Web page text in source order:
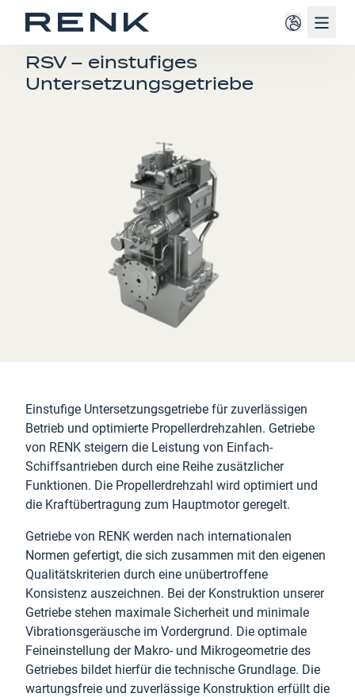
EINMOTOREN-SCHIFFSGETRIEBE
RSV – einstufiges
Untersetzungsgetriebe
Einstufige Untersetzungsgetriebe für zuverlässigen
Betrieb und optimierte Propellerdrehzahlen. Getriebe
von RENK steigern die Leistung von Einfach-
Schiffsantrieben durch eine Reihe zusätzlicher
Funktionen. Die Propellerdrehzahl wird optimiert und
die Kraftübertragung zum Hauptmotor geregelt.
Getriebe von RENK werden nach internationalen
Normen gefertigt, die sich zusammen mit den eigenen
Qualitätskriterien durch eine unübertroffene
Konsistenz auszeichnen. Bei der Konstruktion unserer
Getriebe stehen maximale Sicherheit und minimale
Vibrationsgeräusche im Vordergrund. Die optimale
Feineinstellung der Makro- und Mikrogeometrie des
Getriebes bildet hierfür die technische Grundlage. Die
wartungsfreie und zuverlässige Konstruktion erfüllt die